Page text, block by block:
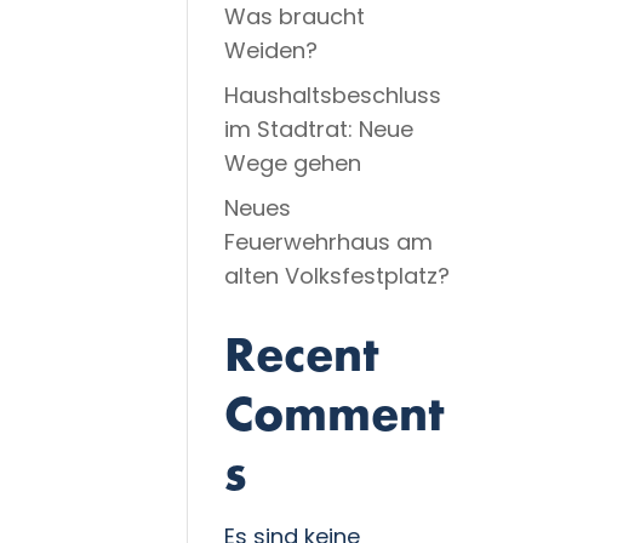
Was braucht
Weiden?
Haushaltsbeschluss
im Stadtrat: Neue
Wege gehen
Neues
Feuerwehrhaus am
alten Volksfestplatz?
Recent
Comment
s
Es sind keine